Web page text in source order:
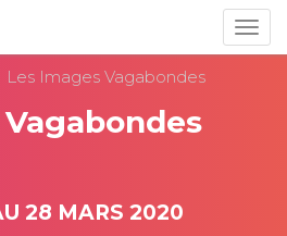
Les Images Vagabondes
28 MARS 2020